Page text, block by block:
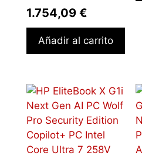
1.754,09 €
Añadir al carrito